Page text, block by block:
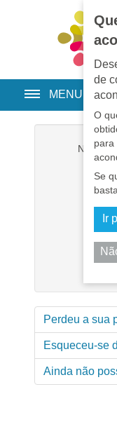
de
O
para
Se
Ir
MENU
Nome
Perdeu a sua
Esqueceu-se
Ainda não